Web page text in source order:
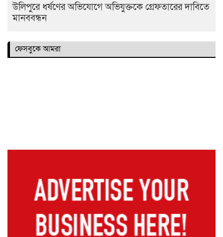
উলিপুরে ধর্ষণের অভিযোগে অভিযুক্তকে গ্রেফতারের দাবিতে
মানববন্ধন
ফেসবুকে আমরা